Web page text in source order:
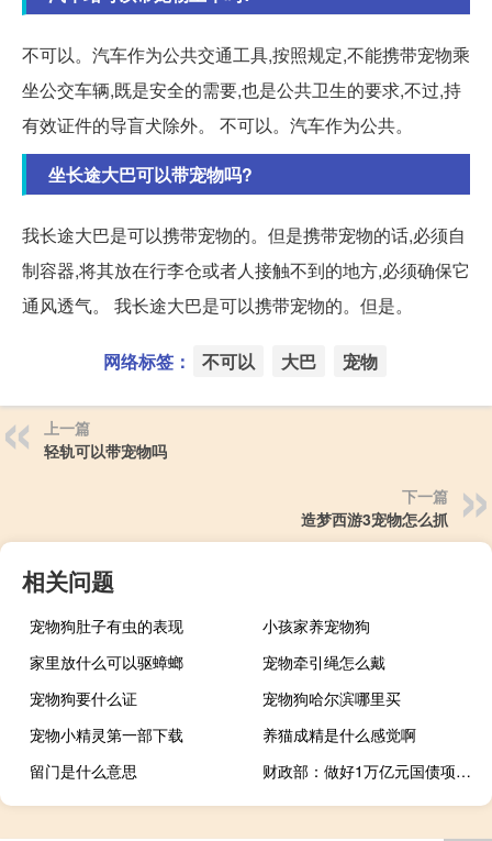
不可以。汽车作为公共交通工具,按照规定,不能携带宠物乘
坐公交车辆,既是安全的需要,也是公共卫生的要求,不过,持
有效证件的导盲犬除外。 不可以。汽车作为公共。
坐长途大巴可以带宠物吗?
我长途大巴是可以携带宠物的。但是携带宠物的话,必须自
制容器,将其放在行李仓或者人接触不到的地方,必须确保它
通风透气。 我长途大巴是可以携带宠物的。但是。
网络标签： 不可以 大巴 宠物
上一篇
轻轨可以带宠物吗
下一篇
造梦西游3宠物怎么抓
相关问题
宠物狗肚子有虫的表现
小孩家养宠物狗
家里放什么可以驱蟑螂
宠物牵引绳怎么戴
宠物狗要什么证
宠物狗哈尔滨哪里买
宠物小精灵第一部下载
养猫成精是什么感觉啊
留门是什么意思
财政部：做好1万亿元国债项目审核和预算下达